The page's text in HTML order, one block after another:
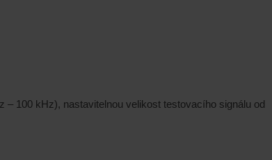
100 kHz), nastavitelnou velikost testovacího signálu od